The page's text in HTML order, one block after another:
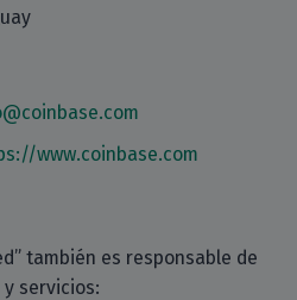
www.coinbase.com
también es responsable de
servicios: